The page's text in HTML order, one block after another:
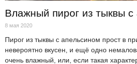
Влажный пирог из тыквы с
8 мая 2020
Пирог из тыквы с апельсином прост в
невероятно вкусен, и ещё одно
очень влажный, или, если такая